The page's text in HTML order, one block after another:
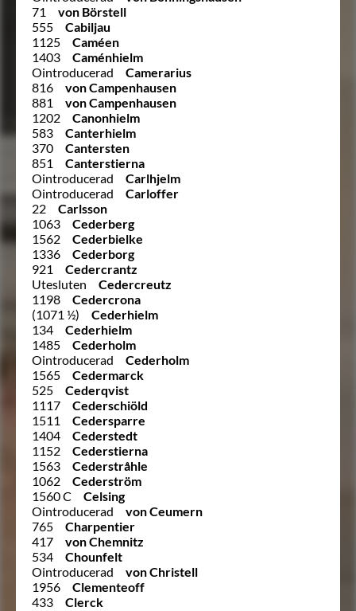
71
von Börstell
555
Cabiljau
1125
Caméen
1403
Caménhielm
Ointroducerad
Camerarius
816
von Campenhausen
881
von Campenhausen
1202
Canonhielm
583
Canterhielm
370
Cantersten
851
Canterstierna
Ointroducerad
Carlhjelm
Ointroducerad
Carloffer
22
Carlsson
1063
Cederberg
1562
Cederbielke
1336
Cederborg
921
Cedercrantz
Utesluten
Cedercreutz
1198
Cedercrona
(1071 ½)
Cederhielm
134
Cederhielm
1485
Cederholm
Ointroducerad
Cederholm
1565
Cedermarck
525
Cederqvist
1117
Cederschiöld
1511
Cedersparre
1404
Cederstedt
1152
Cederstierna
1563
Cederstråhle
1062
Cederström
1560 C
Celsing
Ointroducerad
von Ceumern
765
Charpentier
417
von Chemnitz
534
Chounfelt
Ointroducerad
von Christell
1956
Clementeoff
433
Clerck